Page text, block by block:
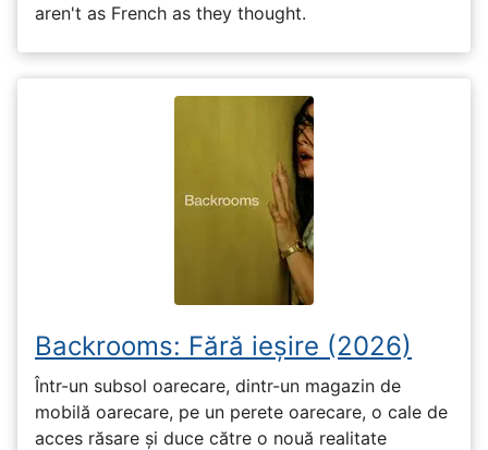
aren't as French as they thought.
Backrooms: Fără ieșire (2026)
Într-un subsol oarecare, dintr-un magazin de
mobilă oarecare, pe un perete oarecare, o cale de
acces răsare și duce către o nouă realitate